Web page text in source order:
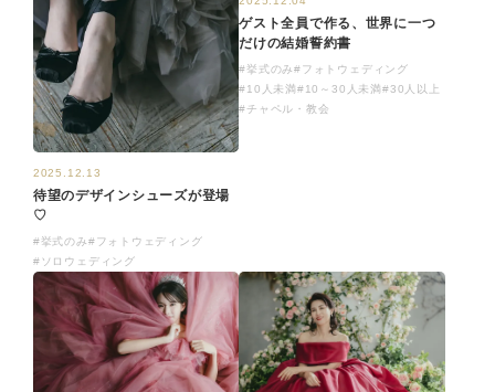
2025.12.13
待望のデザインシューズが登場
♡
#挙式のみ#フォトウェディング
#ソロウェディング
ゲスト全員で作る、世界に一つ
だけの結婚誓約書
#挙式のみ#フォトウェディング
#10人未満#10～30人未満#30人以上
#チャペル・教会